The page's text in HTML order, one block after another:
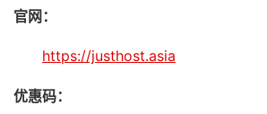
官网：
https://justhost.asia
优惠码：